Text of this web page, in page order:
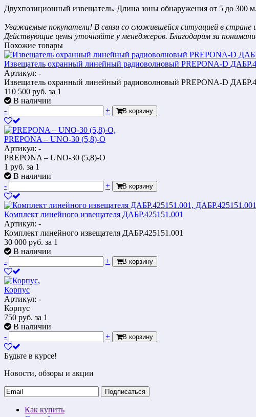
Двухпозиционный извещатель. Длина зоны обнаружения от 5 до 300
Уважаемые покупатели! В связи со сложившейся ситуацией в
Действующие цены уточняйте у менеджеров. Благодарим за
Похожие товары
Извещатель охранный линейный радиоволновый PREPONA-D
Артикул: -
Извещатель охранный линейный радиоволновый PREPONA-D
110 500 руб. за 1
В наличии
-
+ В корзину
PREPONA – UNO-30 (5,8)-О
Артикул: -
PREPONA – UNO-30 (5,8)-О
1 руб. за 1
В наличии
-
+ В корзину
Комплект линейного извещателя ДАБР.425151.001
Артикул: -
Комплект линейного извещателя ДАБР.425151.001
30 000 руб. за 1
В наличии
-
+ В корзину
Корпус
Артикул: -
Корпус
750 руб. за 1
В наличии
-
+ В корзину
Будьте в курсе!
Новости, обзоры и акции
Подписаться
Как купить